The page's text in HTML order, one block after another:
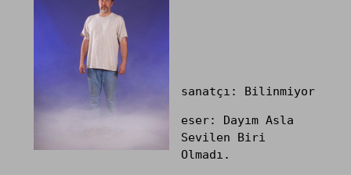
sanatçı: Bilinmiyor
eser: Dayım Asla
Sevilen Biri
Olmadı.